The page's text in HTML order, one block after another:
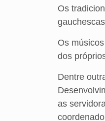
Os
Os
dos
Dentre
as